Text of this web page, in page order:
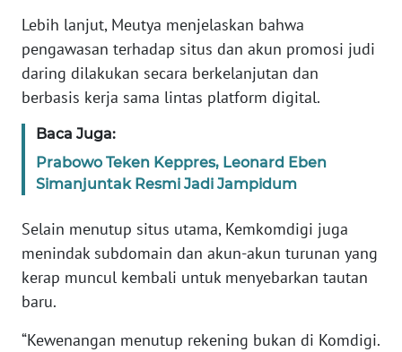
Lebih lanjut, Meutya menjelaskan bahwa
pengawasan terhadap situs dan akun promosi judi
daring dilakukan secara berkelanjutan dan
berbasis kerja sama lintas platform digital.
Baca Juga:
Prabowo Teken Keppres, Leonard Eben
Simanjuntak Resmi Jadi Jampidum
Selain menutup situs utama, Kemkomdigi juga
menindak subdomain dan akun-akun turunan yang
kerap muncul kembali untuk menyebarkan tautan
baru.
“Kewenangan menutup rekening bukan di Komdigi.
WN
BANTEN
NTT
WN
WN
PAPUA